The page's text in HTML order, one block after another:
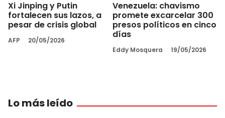
Xi Jinping y Putin
fortalecen sus lazos, a
pesar de crisis global
AFP 20/05/2026
Venezuela: chavismo
promete excarcelar 300
presos políticos en cinco
días
Eddy Mosquera 19/05/2026
Lo más leído